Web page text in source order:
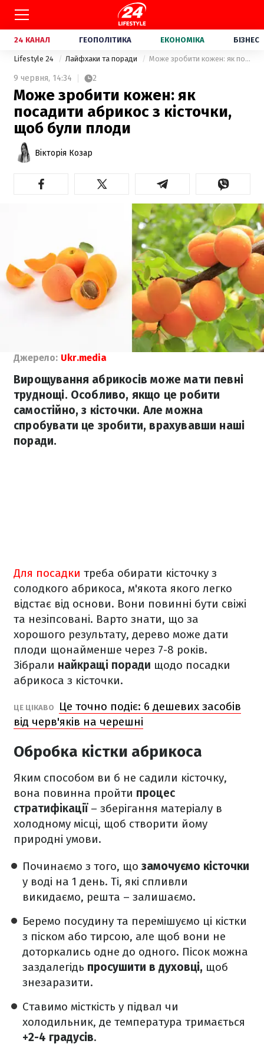
24 КАНАЛ ГЕОПОЛІТИКА ЕКОНОМІКА БІЗНЕС
Lifestyle 24 Лайфхаки та поради Може зробити кожен: як посадити абрикос з кісточки, щоб були плоди
9 червня, 14:34 2
Може зробити кожен: як
посадити абрикос з кісточки,
щоб були плоди
Вікторія Козар
Джерело: Ukr.media
Вирощування абрикосів може мати певні
труднощі. Особливо, якщо це робити
самостійно, з кісточки. Але можна
спробувати це зробити, врахувавши наші
поради.
Для посадки треба обирати кісточку з
солодкого абрикоса, м'якота якого легко
відстає від основи. Вони повинні бути свіжі
та незіпсовані. Варто знати, що за
хорошого результату, дерево може дати
плоди щонайменше через 7-8 років.
Зібрали найкращі поради щодо посадки
абрикоса з кісточки.
ЦЕ ЦІКАВО
Це точно подіє: 6 дешевих засобів
від черв'яків на черешні
Обробка кістки абрикоса
Яким способом ви б не садили кісточку,
вона повинна пройти процес
стратифікації – зберігання матеріалу в
холодному місці, щоб створити йому
природні умови.
Починаємо з того, що замочуємо кісточки
у воді на 1 день. Ті, які спливли
викидаємо, решта – залишаємо.
Беремо посудину та перемішуємо ці кістки
з піском або тирсою, але щоб вони не
доторкались одне до одного. Пісок можна
заздалегідь просушити в духовці, щоб
знезаразити.
Ставимо місткість у підвал чи
холодильник, де температура тримається
+2-4 градусів.